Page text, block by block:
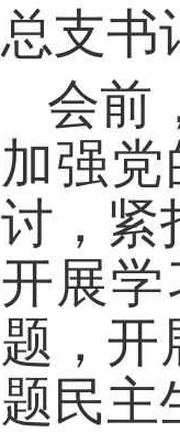
总支书
会前
加强
讨，紧
开展
题，开
题民主